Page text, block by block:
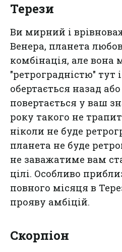
Терези
Ви мирний і
Венера, планета
комбінація, але
"ретроградністю"
обертається назад
повертається у ваш
року такого не
ніколи не буде
планета не буде
не заважатиме вам
цілі. Особливо
повного місяця в
прояву амбіцій.
Скорпіон